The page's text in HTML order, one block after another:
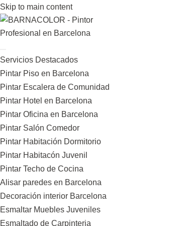
Skip to main content
Servicios Destacados
Pintar Piso en Barcelona
Pintar Escalera de Comunidad
Pintar Hotel en Barcelona
Pintar Oficina en Barcelona
Pintar Salón Comedor
Pintar Habitación Dormitorio
Pintar Habitacón Juvenil
Pintar Techo de Cocina
Alisar paredes en Barcelona
Decoración interior Barcelona
Esmaltar Muebles Juveniles
Esmaltado de Carpinteria